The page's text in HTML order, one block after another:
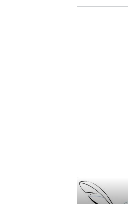
Lecteur audio
Lecteur audio